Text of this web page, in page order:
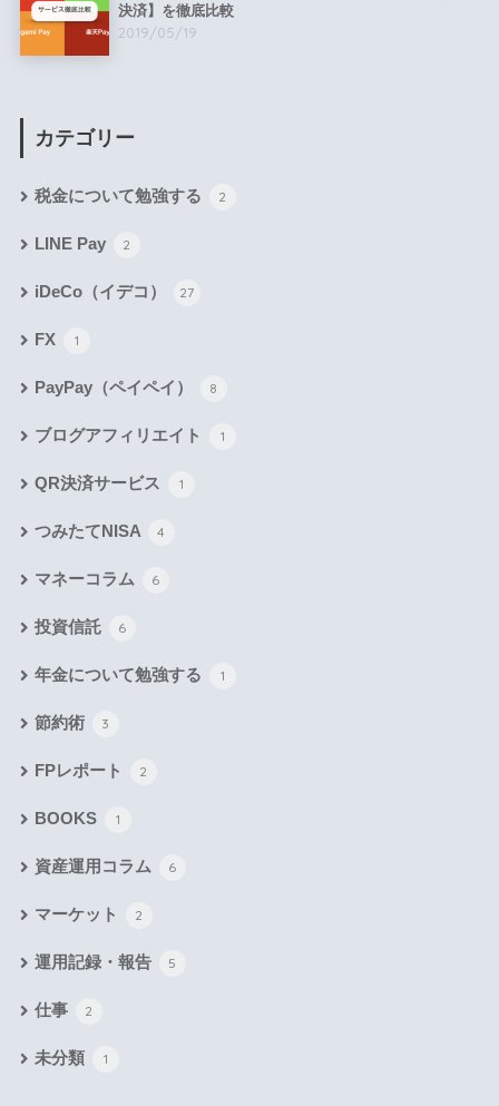
決済】を徹底比較
2019/05/19
カテゴリー
税金について勉強する 2
LINE Pay 2
iDeCo（イデコ） 27
FX 1
PayPay（ペイペイ） 8
ブログアフィリエイト 1
QR決済サービス 1
つみたてNISA 4
マネーコラム 6
投資信託 6
年金について勉強する 1
節約術 3
FPレポート 2
BOOKS 1
資産運用コラム 6
マーケット 2
運用記録・報告 5
仕事 2
未分類 1